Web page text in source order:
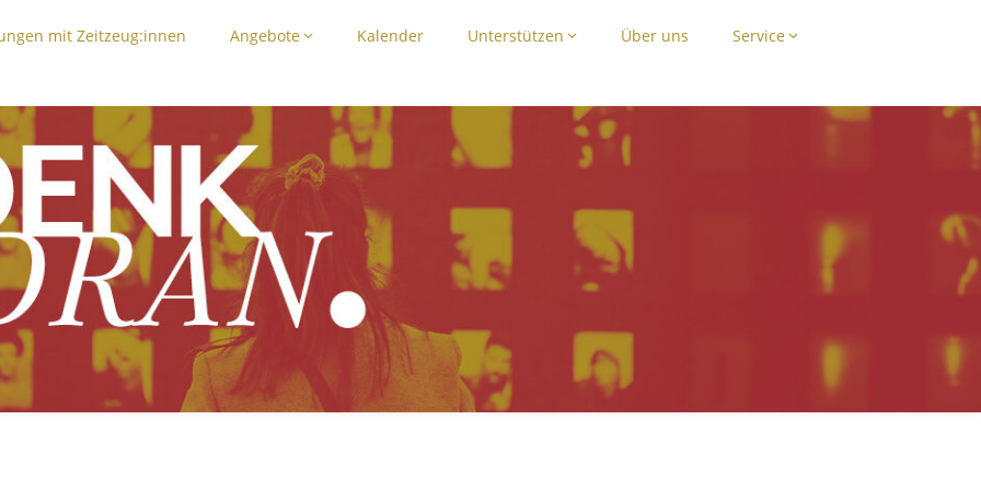
mit Zeitzeug:innen Angebote Kalender Unterstützen Über uns Service
e. V.
die Zukunft im Blick"